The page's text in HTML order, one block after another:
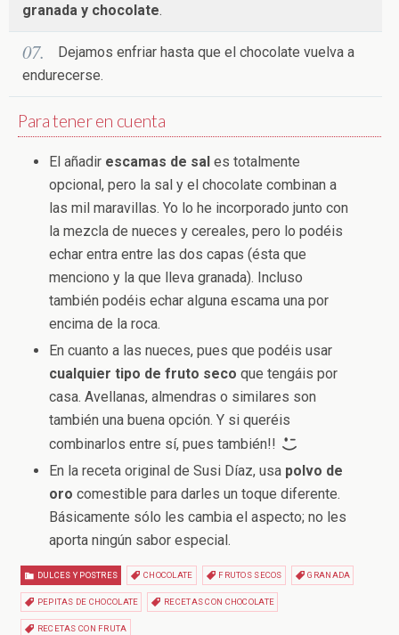
granada y chocolate.
Dejamos enfriar hasta que el chocolate vuelva a
endurecerse.
Para tener en cuenta
El añadir escamas de sal es totalmente
opcional, pero la sal y el chocolate combinan a
las mil maravillas. Yo lo he incorporado junto con
la mezcla de nueces y cereales, pero lo podéis
echar entra entre las dos capas (ésta que
menciono y la que lleva granada). Incluso
también podéis echar alguna escama una por
encima de la roca.
En cuanto a las nueces, pues que podéis usar
cualquier tipo de fruto seco que tengáis por
casa. Avellanas, almendras o similares son
también una buena opción. Y si queréis
combinarlos entre sí, pues también!!
En la receta original de Susi Díaz, usa polvo de
oro comestible para darles un toque diferente.
Básicamente sólo les cambia el aspecto; no les
aporta ningún sabor especial.
DULCES Y POSTRES CHOCOLATE FRUTOS SECOS GRANADA
PEPITAS DE CHOCOLATE RECETAS CON CHOCOLATE
RECETAS CON FRUTA